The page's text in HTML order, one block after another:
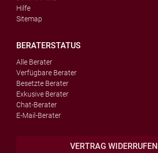
Hilfe
Sitemap
BERATERSTATUS
Alle Berater
Verfügbare Berater
Besetzte Berater
Exkusive Berater
Chat-Berater
E-Mail-Berater
VERTRAG WIDERRUFEN